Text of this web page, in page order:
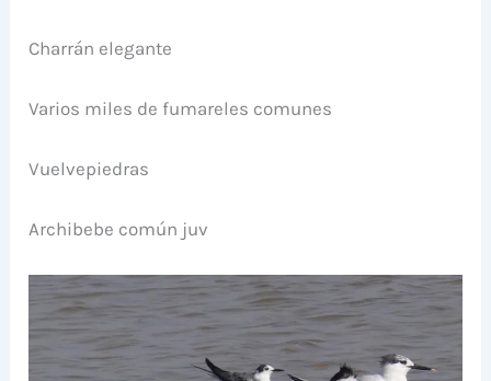
Charrán elegante
Varios miles de fumareles comunes
Vuelvepiedras
Archibebe común juv